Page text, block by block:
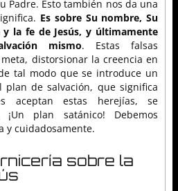
Padre. Esto también nos da una
Es sobre Su nombre, Su
y la fe de Jesús, y últimamente
mismo. Estas falsas
distorsionar la creencia en
tal modo que se introduce un
de salvación, que significa
aceptan estas herejías, se
plan satánico! Debemos
y cuidadosamente.
sobre la